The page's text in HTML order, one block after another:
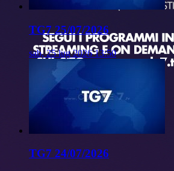
TG7 25/07/2026
sab, 25 lug 2026 13:50
TG7 24/07/2026